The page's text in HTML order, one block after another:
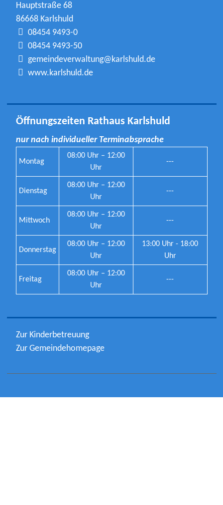
Hauptstraße 68
86668 Karlshuld
08454 9493-0
08454 9493-50
gemeindeverwaltung@karlshuld.de
www.karlshuld.de
Öffnungszeiten Rathaus Karlshuld
nur nach individueller Terminabsprache
Montag
08:00 Uhr – 12:00
Uhr
---
Dienstag
08:00 Uhr – 12:00
Uhr
---
Mittwoch
08:00 Uhr – 12:00
Uhr
---
Donnerstag
08:00 Uhr – 12:00
Uhr
13:00 Uhr - 18:00
Uhr
Freitag
08:00 Uhr – 12:00
Uhr
---
Zur Kinderbetreuung
Zur Gemeindehomepage